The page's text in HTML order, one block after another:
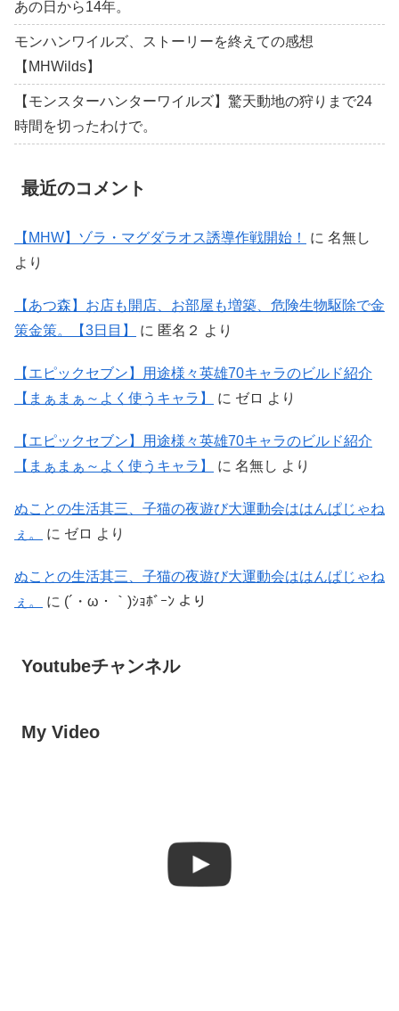
あの日から14年。
モンハンワイルズ、ストーリーを終えての感想
【MHWilds】
【モンスターハンターワイルズ】驚天動地の狩りまで24
時間を切ったわけで。
最近のコメント
【MHW】ゾラ・マグダラオス誘導作戦開始！ に 名無し
より
【あつ森】お店も開店、お部屋も増築、危険生物駆除で金
策金策。【3日目】
に 匿名２ より
【エピックセブン】用途様々英雄70キャラのビルド紹介
【まぁまぁ～よく使うキャラ】
に ゼロ より
【エピックセブン】用途様々英雄70キャラのビルド紹介
【まぁまぁ～よく使うキャラ】
に 名無し より
ぬことの生活其三、子猫の夜遊び大運動会ははんぱじゃね
ぇ。
に ゼロ より
ぬことの生活其三、子猫の夜遊び大運動会ははんぱじゃね
ぇ。
に (´・ω・｀)ｼｮﾎﾞｰﾝ より
Youtubeチャンネル
My Video